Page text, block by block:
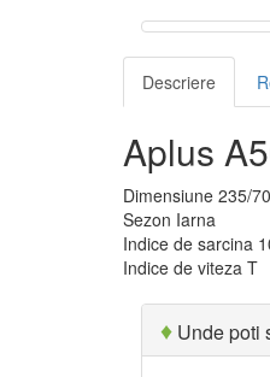
Descriere
Aplus
Dimensiune 235/
Sezon Iarna
Indice de sarcina
Indice de viteza T
♦ Unde poti